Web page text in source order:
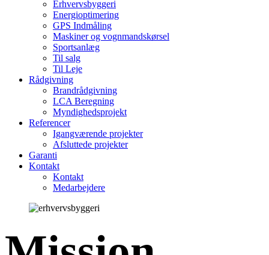
Erhvervsbyggeri
Energioptimering
GPS Indmåling
Maskiner og vognmandskørsel
Sportsanlæg
Til salg
Til Leje
Rådgivning
Brandrådgivning
LCA Beregning
Myndighedsprojekt
Referencer
Igangværende projekter
Afsluttede projekter
Garanti
Kontakt
Kontakt
Medarbejdere